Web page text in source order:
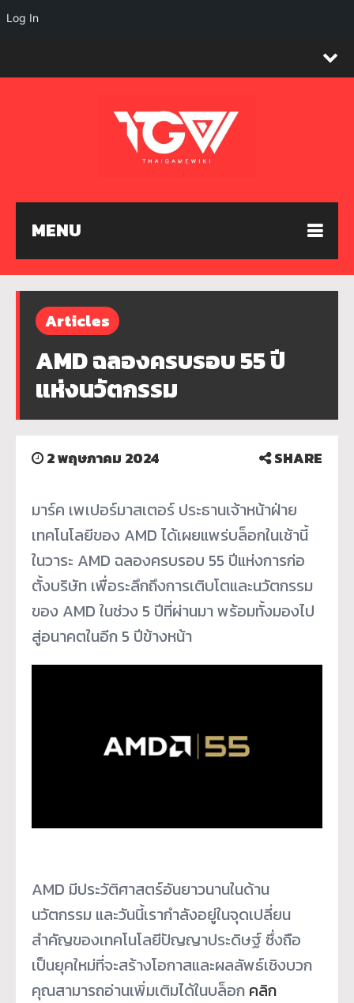
MENU
Articles
AMD ฉลองครบรอบ 55 ปี
แห่งนวัตกรรม
2 พฤษภาคม 2024 SHARE
มาร์ค เพเปอร์มาสเตอร์ ประธานเจ้าหน้าฝ่าย
เทคโนโลยีของ AMD ได้เผยแพร่บล็อกในเช้านี้
ในวาระ AMD ฉลองครบรอบ 55 ปีแห่งการก่อ
ตั้งบริษัท เพื่อระลึกถึงการเติบโตและนวัตกรรม
ของ AMD ในช่วง 5 ปีที่ผ่านมา พร้อมทั้งมองไป
สู่อนาคตในอีก 5 ปีข้างหน้า
AMD มีประวัติศาสตร์อันยาวนานในด้าน
นวัตกรรม และวันนี้เรากำลังอยู่ในจุดเปลี่ยน
สำคัญของเทคโนโลยีปัญญาประดิษฐ์ ซึ่งถือ
เป็นยุคใหม่ที่จะสร้างโอกาสและผลลัพธ์เชิงบวก
คุณสามารถอ่านเพิ่มเติมได้ในบล็อก คลิก
Log In